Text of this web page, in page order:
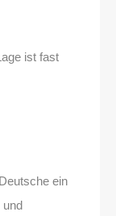
ist fast
ein
und